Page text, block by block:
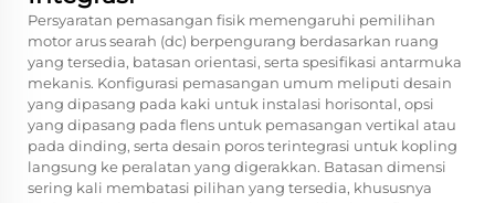
Persyaratan pemasangan fisik memengaruhi pemilihan
motor arus searah (dc) berpengurang berdasarkan ruang
yang tersedia, batasan orientasi, serta spesifikasi antarmuka
mekanis. Konfigurasi pemasangan umum meliputi desain
yang dipasang pada kaki untuk instalasi horisontal, opsi
yang dipasang pada flens untuk pemasangan vertikal atau
pada dinding, serta desain poros terintegrasi untuk kopling
langsung ke peralatan yang digerakkan. Batasan dimensi
sering kali membatasi pilihan yang tersedia, khususnya